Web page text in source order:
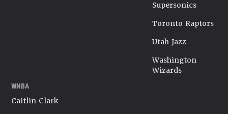
Supersonics
Toronto Raptors
Utah Jazz
Washington
Wizards
WNBA
Caitlin Clark